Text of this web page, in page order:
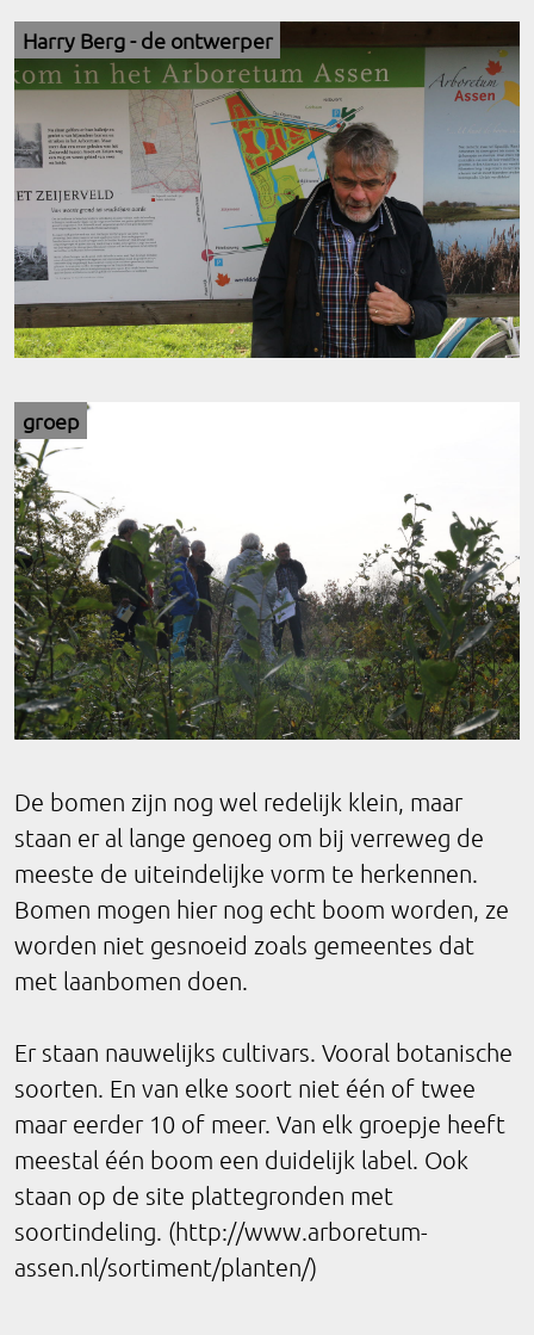
Harry Berg - de ontwerper
groep
De bomen zijn nog wel redelijk klein, maar
staan er al lange genoeg om bij verreweg de
meeste de uiteindelijke vorm te herkennen.
Bomen mogen hier nog echt boom worden, ze
worden niet gesnoeid zoals gemeentes dat
met laanbomen doen.
Er staan nauwelijks cultivars. Vooral botanische
soorten. En van elke soort niet één of twee
maar eerder 10 of meer. Van elk groepje heeft
meestal één boom een duidelijk label. Ook
staan op de site plattegronden met
soortindeling. (http://www.arboretum-
assen.nl/sortiment/planten/)